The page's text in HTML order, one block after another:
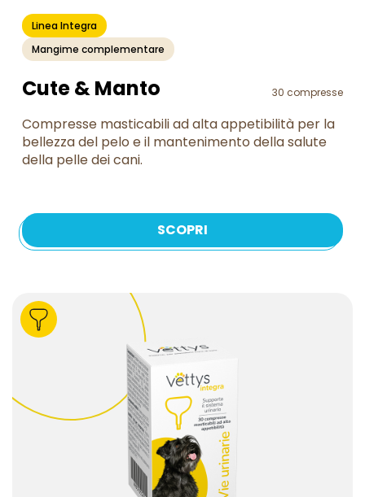
Linea Integra
Mangime complementare
Cute & Manto 30 compresse
Compresse masticabili ad alta appetibilità per la
bellezza del pelo e il mantenimento della salute
della pelle dei cani.
SCOPRI